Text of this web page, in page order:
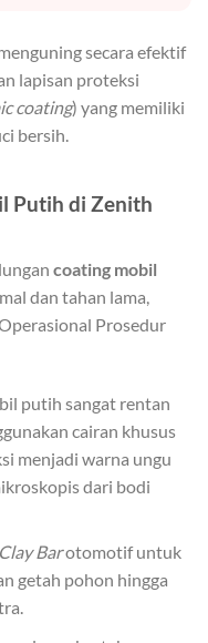
secara efektif
lapisan proteksi
coating) yang memiliki
bersih.
Putih di Zenith
coating mobil
dan tahan lama,
Prosedur
putih sangat rentan
cairan khusus
menjadi warna ungu
dari bodi
Clay Barotomotif untuk
getah pohon hingga